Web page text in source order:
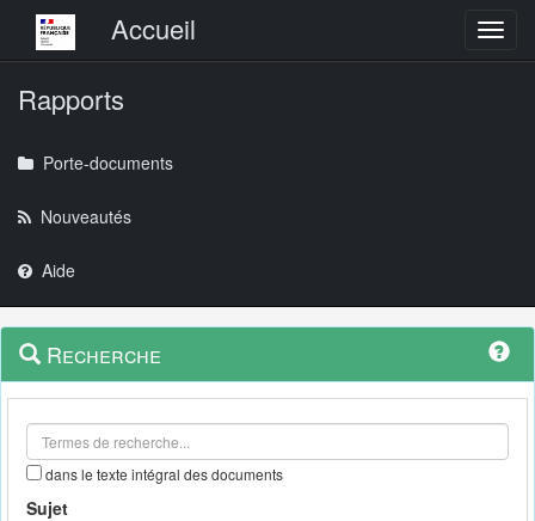
Menu principalAccueil
Rapports
Porte-documents
Nouveautés
Aide
Navigation
outils
Menu
contextuel
Recherche
dans le texte intégral des documents
Sujet